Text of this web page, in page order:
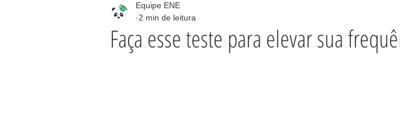
Faça esse teste para elevar sua
Equipe ENE
2 min de leitura